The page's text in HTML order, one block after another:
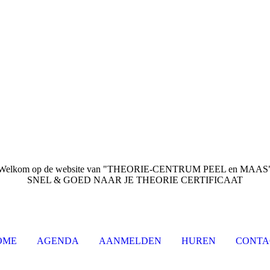
op de website van "THEORIE-CENTRUM PEEL en
SNEL & GOED NAAR JE THEORIE CERTIFICAAT
AGENDA AANMELDEN HUREN